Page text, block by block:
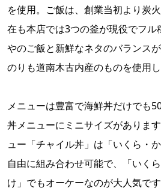
を使用。ご飯は、創業当初より炭
在も本店では3つの釜が現役でフル
やのご飯と新鮮なネタのバランス
のりも道南木古内産のものを使用し
メニューは豊富で海鮮丼だけでも
丼メニューにミニサイズがありま
ュー「チャイル丼」は「いくら・
自由に組み合わせ可能で、「いく
け」でもオーケーなのが大人気です